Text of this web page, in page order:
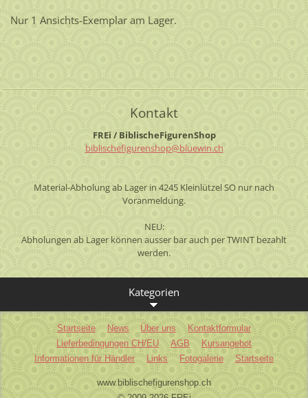
Nur 1 Ansichts-Exemplar am Lager.
Kontakt
FREi / BiblischeFigurenShop
biblischefigurenshop@bluewin.ch
Material-Abholung ab Lager in 4245 Kleinlützel SO nur nach
Voranmeldung.
NEU:
Abholungen ab Lager können ausser bar auch per TWINT bezahlt
werden.
Kategorien
Startseite News Über uns
Kontaktformular
Lieferbedingungen CH/EU
AGB
Kursangebot
Informationen für Händler
Links Fotogalerie Startseite
www.biblischefigurenshop.ch